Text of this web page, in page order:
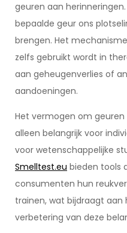
geuren aan
bepaalde geur ons
brengen. Het
zelfs gebruikt wordt in
aan geheugenverlies of
aandoeningen.
Het vermogen om
alleen belangrijk voor
voor wetenschappelijke
Smelltest.eu bieden tools
consumenten hun
trainen, wat bijdraagt
verbetering van deze